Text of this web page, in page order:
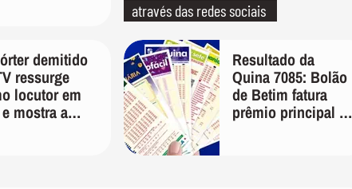
através das redes sociais
demitido
ressurge
locutor em
mostra a
Resultado da
Quina 7085: Bolão
de Betim fatura
prêmio principal de